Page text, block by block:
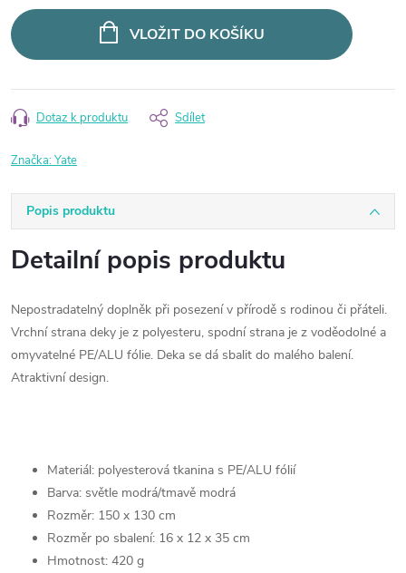
cena:
VLOŽIT DO KOŠÍKU
Dotaz k produktu Sdílet
Značka:Yate
Popis produktu
Detailní popis produktu
Nepostradatelný doplněk při posezení v přírodě s rodinou či přáteli.
Vrchní strana deky je z polyesteru, spodní strana je z voděodolné a
omyvatelné PE/ALU fólie. Deka se dá sbalit do malého balení.
Atraktivní design.
Materiál: polyesterová tkanina s PE/ALU fólií
Barva: světle modrá/tmavě modrá
Rozměr: 150 x 130 cm
Rozměr po sbalení: 16 x 12 x 35 cm
Hmotnost: 420 g